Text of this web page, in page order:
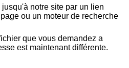
notre site par un lien
ou un moteur de recherche
que vous demandez a
est maintenant différente.